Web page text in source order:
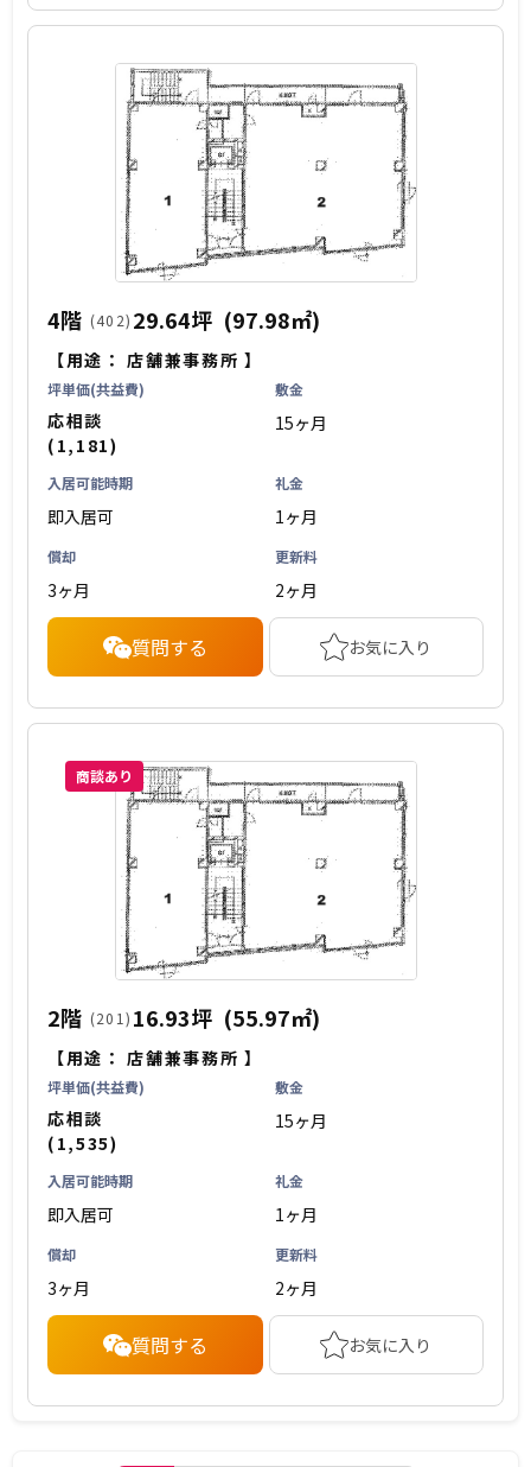
4階 (402) 29.64坪 (97.98㎡)
【用途：店舗兼事務所 】
坪単価(共益費)
応相談
(1,181)
敷金
15ヶ月
入居可能時期
即入居可
礼金
1ヶ月
償却
3ヶ月
更新料
2ヶ月
質問する お気に入り
商談あり
2階 (201) 16.93坪 (55.97㎡)
【用途：店舗兼事務所 】
坪単価(共益費)
応相談
(1,535)
敷金
15ヶ月
入居可能時期
即入居可
礼金
1ヶ月
償却
3ヶ月
更新料
2ヶ月
質問する お気に入り